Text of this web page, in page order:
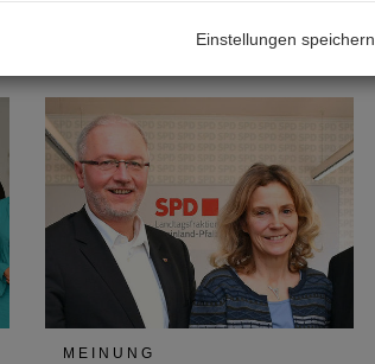
WEITERLESEN
MEINUNG
Einstellungen speichern